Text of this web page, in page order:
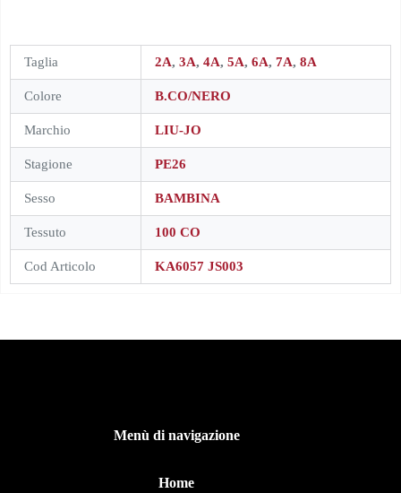
Taglia 2A, 3A, 4A, 5A, 6A, 7A, 8A
Colore B.CO/NERO
Marchio LIU-JO
Stagione PE26
Sesso BAMBINA
Tessuto 100 CO
Cod Articolo KA6057 JS003
Menù di navigazione
Home